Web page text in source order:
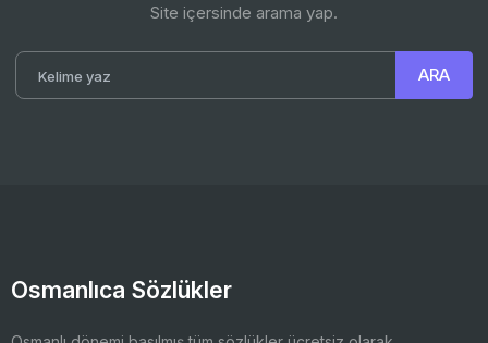
Site içersinde arama yap.
Osmanlıca Sözlükler